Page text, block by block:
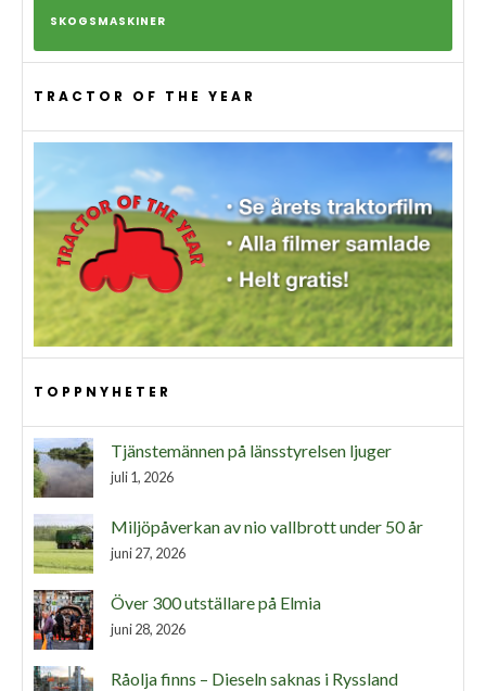
SKOGSMASKINER
TRACTOR OF THE YEAR
TOPPNYHETER
Tjänstemännen på länsstyrelsen ljuger
juli 1, 2026
Miljöpåverkan av nio vallbrott under 50 år
juni 27, 2026
Över 300 utställare på Elmia
juni 28, 2026
Råolja finns – Dieseln saknas i Ryssland